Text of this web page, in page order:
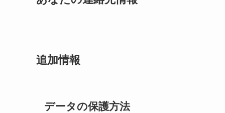
追加情報
データの保護方法